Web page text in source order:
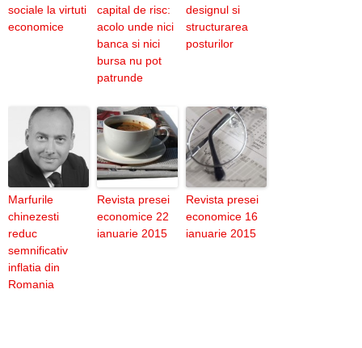
sociale la virtuti
economice
capital de risc:
acolo unde nici
banca si nici
bursa nu pot
patrunde
designul si
structurarea
posturilor
Marfurile
chinezesti
reduc
semnificativ
inflatia din
Romania
Revista presei
economice 22
ianuarie 2015
Revista presei
economice 16
ianuarie 2015